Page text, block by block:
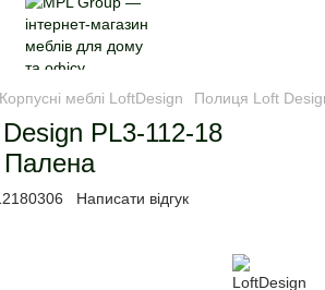
Корпусні меблі LoftDesign Полиця Loft
PL3-112-18
Написати відгук